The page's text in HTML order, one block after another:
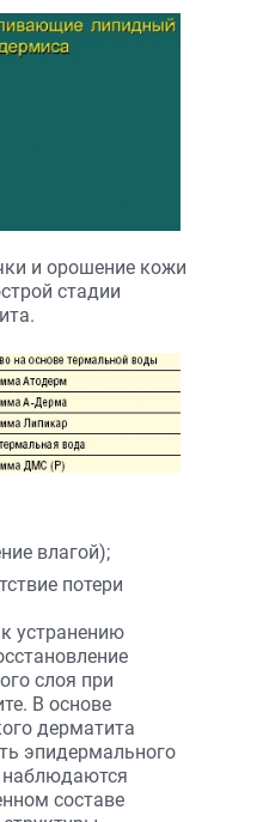
и орошение кожи
стадии
влагой);
потери
устранению
слоя при
В основе
дерматита
эпидермального
наблюдаются
составе